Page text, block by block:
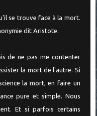
se trouve face à la mort.
dit Aristote.
de ne pas me contenter
la mort de l'autre. Si
la mort, en faire un
pure et simple. Nous
Et si parfois certains